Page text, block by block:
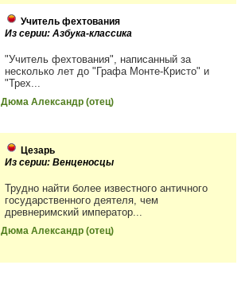
Учитель фехтования
Из серии: Азбука-классика
"Учитель фехтования", написанный за
несколько лет до "Графа Монте-Кристо" и
"Трех...
Дюма Александр (отец)
Цезарь
Из серии: Венценосцы
Трудно найти более известного античного
государственного деятеля, чем
древнеримский император...
Дюма Александр (отец)